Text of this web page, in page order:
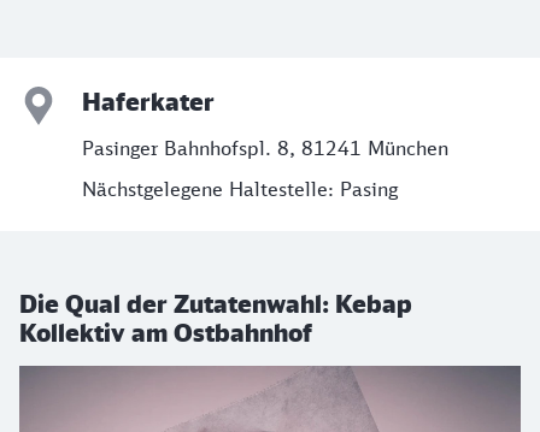
Haferkater
Pasinger Bahnhofspl. 8, 81241 München
Nächstgelegene Haltestelle: Pasing
Die Qual der Zutatenwahl: Kebap
Kollektiv am Ostbahnhof